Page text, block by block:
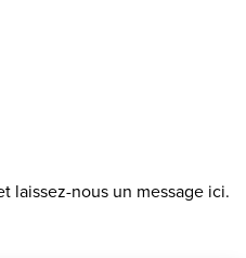
laissez-nous un message ici.